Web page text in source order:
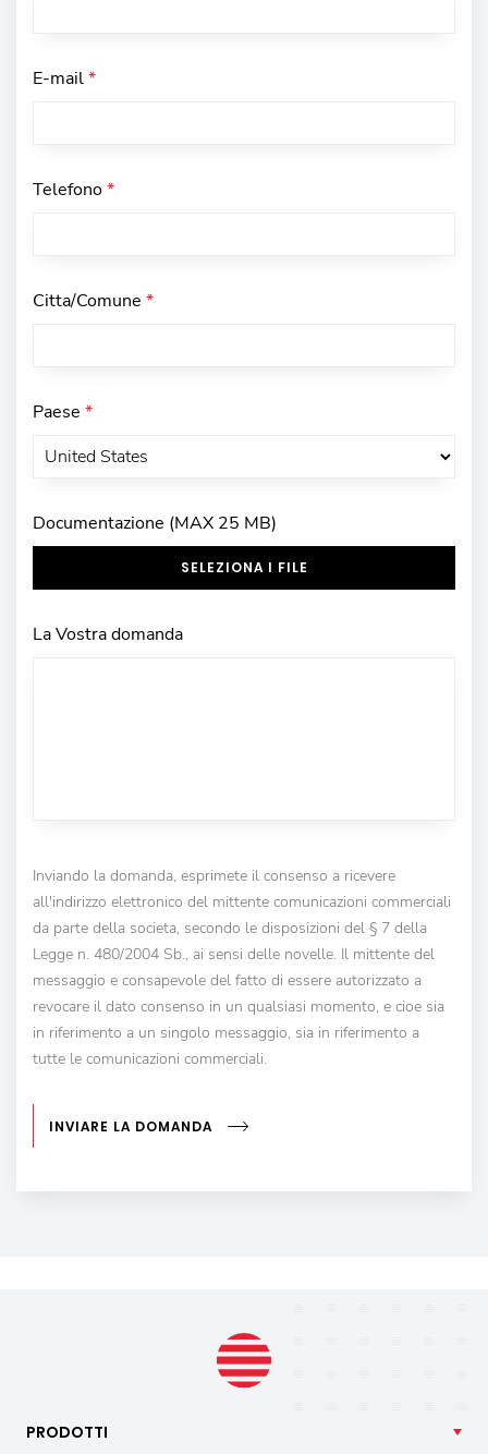
E-mail*
Telefono*
Citta/Comune *
Paese *
Documentazione (MAX 25 MB)
SELEZIONA I FILE
La Vostra domanda
Inviando la domanda, esprimete il consenso a ricevere
all'indirizzo elettronico del mittente comunicazioni commerciali
da parte della societa, secondo le disposizioni del § 7 della
Legge n. 480/2004 Sb., ai sensi delle novelle. Il mittente del
messaggio e consapevole del fatto di essere autorizzato a
revocare il dato consenso in un qualsiasi momento, e cioe sia
in riferimento a un singolo messaggio, sia in riferimento a
tutte le comunicazioni commerciali.
INVIARE LA DOMANDA
PRODOTTI